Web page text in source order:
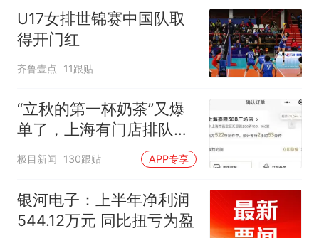
U17女排世锦赛中国队取
得开门红
齐鲁壹点 11跟贴
“立秋的第一杯奶茶”又爆
单了，上海有门店排队超
500杯，店员：今天奶茶
店都很忙，要等2个多小
时
极目新闻 130跟贴 APP专享
银河电子：上半年净利润
544.12万元 同比扭亏为盈